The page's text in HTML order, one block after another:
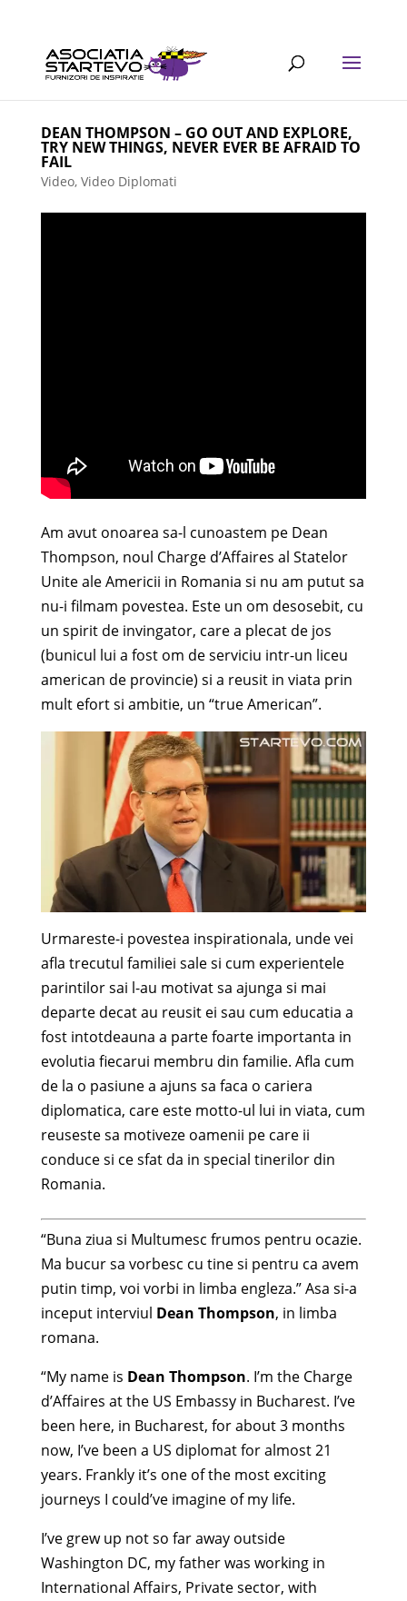
DEAN THOMPSON – GO OUT AND EXPLORE,
TRY NEW THINGS, NEVER EVER BE AFRAID TO
FAIL
Video, Video Diplomati
Am avut onoarea sa-l cunoastem pe Dean
Thompson, noul Charge d’Affaires al Statelor
Unite ale Americii in Romania si nu am putut sa
nu-i filmam povestea. Este un om desosebit, cu
un spirit de invingator, care a plecat de jos
(bunicul lui a fost om de serviciu intr-un liceu
american de provincie) si a reusit in viata prin
mult efort si ambitie, un “true American”.
Urmareste-i povestea inspirationala, unde vei
afla trecutul familiei sale si cum experientele
parintilor sai l-au motivat sa ajunga si mai
departe decat au reusit ei sau cum educatia a
fost intotdeauna a parte foarte importanta in
evolutia fiecarui membru din familie. Afla cum
de la o pasiune a ajuns sa faca o cariera
diplomatica, care este motto-ul lui in viata, cum
reuseste sa motiveze oamenii pe care ii
conduce si ce sfat da in special tinerilor din
Romania.
“Buna ziua si Multumesc frumos pentru ocazie.
Ma bucur sa vorbesc cu tine si pentru ca avem
putin timp, voi vorbi in limba engleza.” Asa si-a
inceput interviul Dean Thompson, in limba
romana.
“My name is Dean Thompson. I’m the Charge
d’Affaires at the US Embassy in Bucharest. I’ve
been here, in Bucharest, for about 3 months
now, I’ve been a US diplomat for almost 21
years. Frankly it’s one of the most exciting
journeys I could’ve imagine of my life.
I’ve grew up not so far away outside
Washington DC, my father was working in
International Affairs, Private sector, with